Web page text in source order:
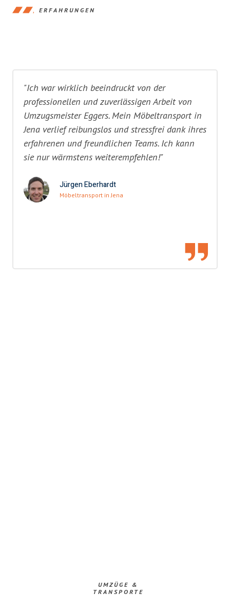
ERFAHRUNGEN
"Ich war wirklich beeindruckt von der
professionellen und zuverlässigen Arbeit von
Umzugsmeister Eggers. Mein Möbeltransport in
Jena verlief reibungslos und stressfrei dank ihres
erfahrenen und freundlichen Teams. Ich kann
sie nur wärmstens weiterempfehlen!"
Jürgen Eberhardt
Möbeltransport in Jena
UMZÜGE &
TRANSPORTE